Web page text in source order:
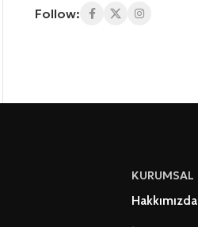
Follow:
KURUMSAL
Hakkımızda